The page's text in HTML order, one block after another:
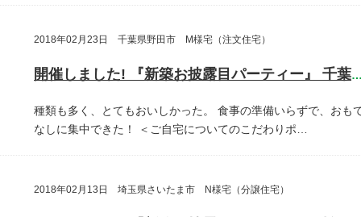
2018年02月23日 千葉県野田市 M様宅（注文住宅）
開催しました! 『新築お披露目パーティー
種類も多く、とてもおいしかった。
食事の準備いらずで、おも
なしに集中できた！
＜ご自宅についてのこだわりポ…
2018年02月13日 埼玉県さいたま市 N様宅（分譲住宅）